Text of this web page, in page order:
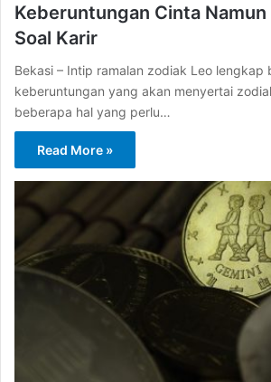
Keberuntungan Cinta Namun
Soal Karir
Bekasi – Intip ramalan zodiak Leo lengkap
keberuntungan yang akan menyertai
beberapa hal yang perlu…
Read More »